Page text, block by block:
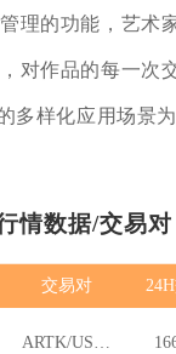
理的功能，艺术
对作品的每一次
多样化应用场景
情数据/交易对
交易对